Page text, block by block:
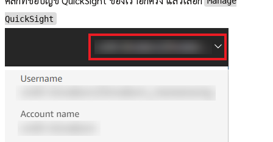
QuickSight